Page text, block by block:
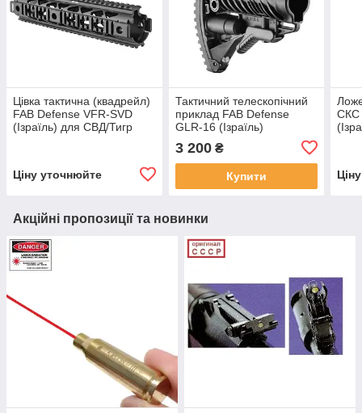
Цівка тактична (квадрейл)
FAB Defense VFR-SVD
(Ізраїль) для СВД/Тигр
Ціну уточнюйте
Тактичний телескопічний
приклад FAB Defense
GLR-16 (Ізраїль)
3 200₴
Купити
СКС
Акційні пропозиції та новинки